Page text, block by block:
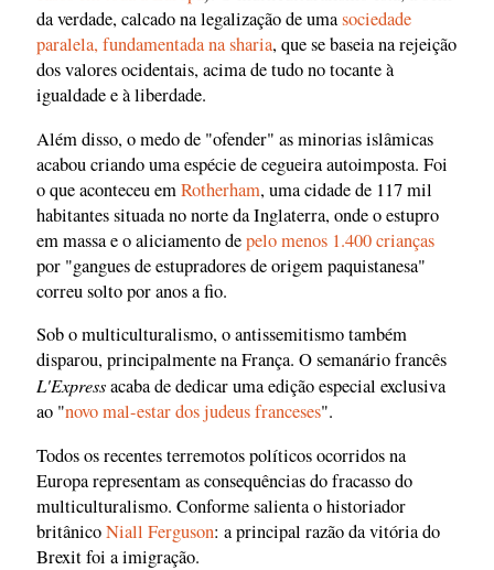
da verdade, calcado na legalização de umasociedade
paralela, fundamentada na sharia, que se baseia na rejeição
dos valores ocidentais, acima de tudo no tocante à
igualdade e à liberdade.
Além disso, o medo de "ofender" as minorias islâmicas
acabou criando uma espécie de cegueira autoimposta. Foi
o que aconteceu emRotherham, uma cidade de 117 mil
habitantes situada no norte da Inglaterra, onde o estupro
em massa e o aliciamento depelo menos 1.400 crianças
por "gangues de estupradores de origem paquistanesa"
correu solto por anos a fio.
Sob o multiculturalismo, o antissemitismo também
disparou, principalmente na França. O semanário francês
L'Expressacaba de dedicar uma edição especial exclusiva
ao "novo mal-estar dos judeus franceses".
Todos os recentes terremotos políticos ocorridos na
Europa representam as consequências do fracasso do
multiculturalismo. Conforme salienta o historiador
britânicoNiall Ferguson: a principal razão da vitória do
Brexit foi a imigração.